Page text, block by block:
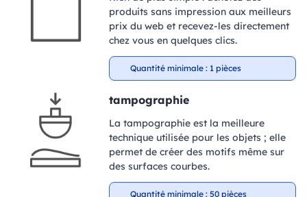
produits sans impression aux meilleurs
prix du web et recevez-les directement
chez vous en quelques clics.
Quantité minimale : 1 pièces
tampographie
La tampographie est la meilleure
technique utilisée pour les objets ; elle
permet de créer des motifs même sur
des surfaces courbes.
Quantité minimale : 50 pièces